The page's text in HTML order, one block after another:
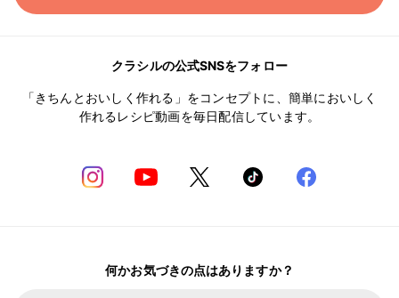
クラシルの公式SNSをフォロー
「きちんとおいしく作れる」をコンセプトに、簡単においしく
作れるレシピ動画を毎日配信しています。
何かお気づきの点はありますか？